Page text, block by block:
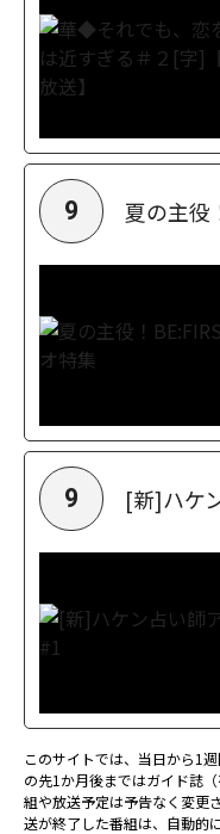
9 夏の主役
9 [新]ハケ
このサイトでは、当日から1
の先1か月後まではガイド誌
組や放送予定は予告なく変更
送が終了した番組は、自動的